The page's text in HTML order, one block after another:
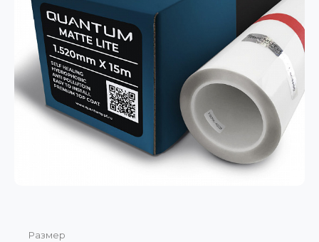
Размер